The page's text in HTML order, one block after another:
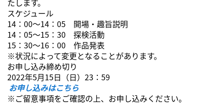
たします。
スケジュール
14：00～14：05 開場・趣旨説明
14：05～15：30 探検活動
15：30～16：00 作品発表
※状況によって変更となることがあります。
お申し込み締め切り
2022年5月15日（日）23：59
お申し込みはこちら
※ご留意事項をご確認の上、お申し込みください。